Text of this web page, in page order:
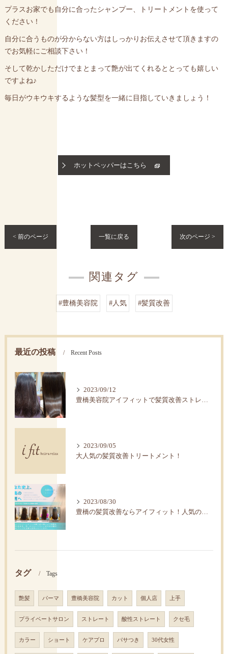
プラスお家でも自分に合ったシャンプー、トリートメントを使って
ください！
自分に合うものが分からない方はしっかりお伝えさせて頂きますの
でお気軽にご相談下さい！
そして乾かしただけでまとまって艶が出てくれるととっても嬉しい
ですよね♪
毎日がウキウキするような髪型を一緒に目指していきましょう！
ホットペッパーはこちら
< 前のページ 一覧に戻る 次のページ >
関連タグ
#豊橋美容院 #人気 #髪質改善
最近の投稿 Recent Posts
2023/09/12
豊橋美容院アイフィットで髪質改善ストレートで艶髪へ。
2023/09/05
大人気の髪質改善トリートメント！
2023/08/30
豊橋の髪質改善ならアイフィット！人気の水素トリートメント
タグ Tags
艶髪 パーマ 豊橋美容院 カット 個人店 上手
プライベートサロン ストレート 酸性ストレート クセ毛
カラー ショート ケアプロ パサつき 30代女性